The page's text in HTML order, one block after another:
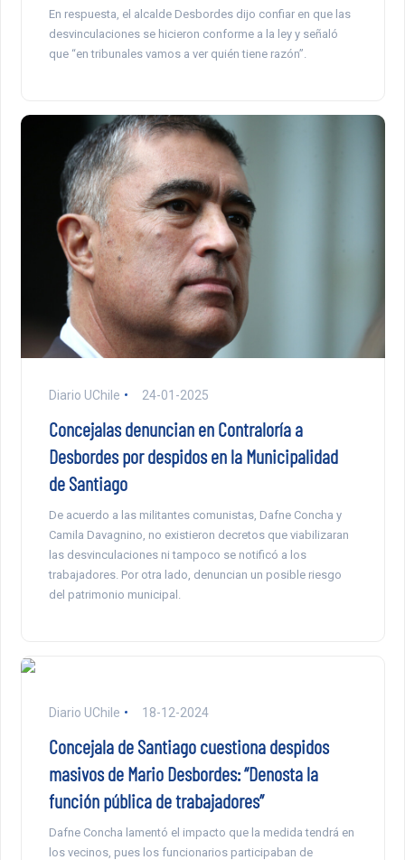
En respuesta, el alcalde Desbordes dijo confiar en que las
desvinculaciones se hicieron conforme a la ley y señaló
que “en tribunales vamos a ver quién tiene razón”.
Diario UChile 24-01-2025
Concejalas denuncian en Contraloría a
Desbordes por despidos en la Municipalidad
de Santiago
De acuerdo a las militantes comunistas, Dafne Concha y
Camila Davagnino, no existieron decretos que viabilizaran
las desvinculaciones ni tampoco se notificó a los
trabajadores. Por otra lado, denuncian un posible riesgo
del patrimonio municipal.
Diario UChile 18-12-2024
Concejala de Santiago cuestiona despidos
masivos de Mario Desbordes: “Denosta la
función pública de trabajadores”
Dafne Concha lamentó el impacto que la medida tendrá en
los vecinos, pues los funcionarios participaban de